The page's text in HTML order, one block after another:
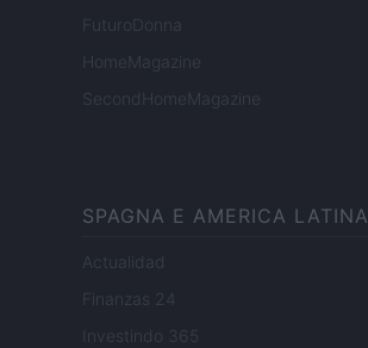
FuturoDonna
HomeMagazine
SecondHomeMagazine
SPAGNA E AMERICA LATINA
Actualidad
Finanzas 24
Investindo 365